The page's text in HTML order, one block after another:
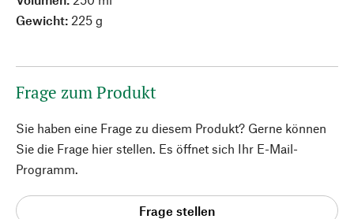
Gewicht: 225 g
Frage zum Produkt
Sie haben eine Frage zu diesem Produkt? Gerne können
Sie die Frage hier stellen. Es öffnet sich Ihr E-Mail-
Programm.
Frage stellen